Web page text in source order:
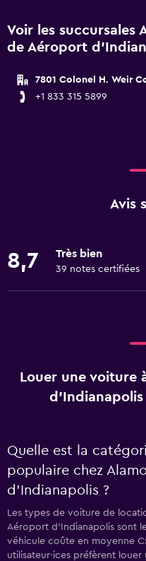
Voir les succursales
de Aéroport
7801 Colonel H. Weir
+1 833 315 5899
Avis
8,7 Très bien
39 notes certifiées
Louer une voiture
d'Indianapolis
Quelle est la
populaire chez
d'Indianapolis ?
Les types de voiture de
Aéroport d'Indianapolis sont
véhicule coûte en moyenne
utilisateur·ices préfèrent louer